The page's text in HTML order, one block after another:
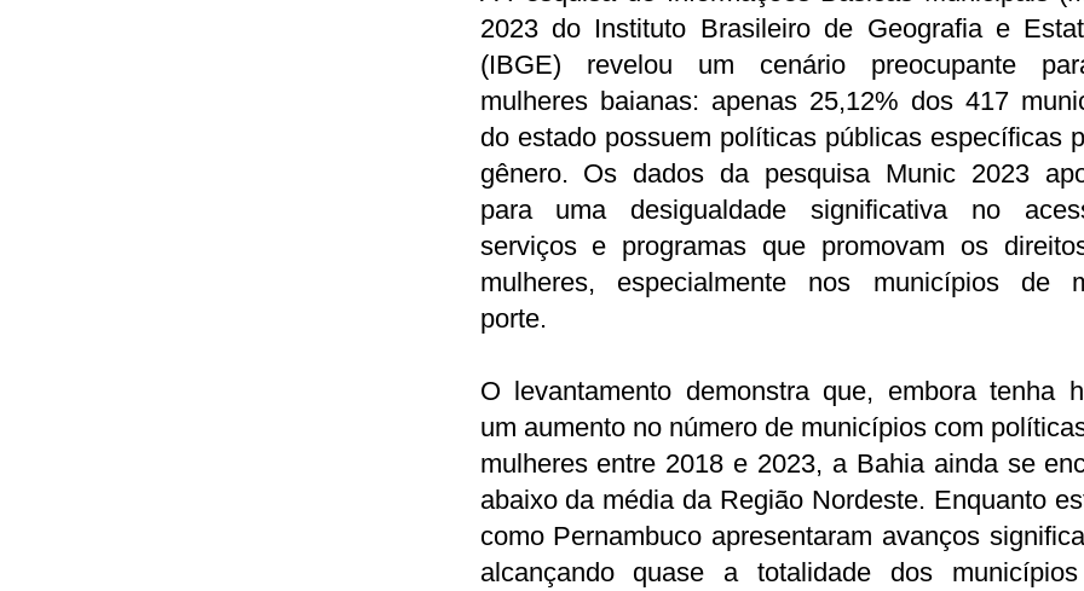
2023 do Instituto Brasileiro de Geografia e
(IBGE) revelou um cenário preocupante
mulheres baianas: apenas 25,12% dos 417
do estado possuem políticas públicas específicas
gênero. Os dados da pesquisa Munic 2023
para uma desigualdade significativa no
serviços e programas que promovam os
mulheres, especialmente nos municípios de
porte.
O levantamento demonstra que, embora tenha
um aumento no número de municípios com
mulheres entre 2018 e 2023, a Bahia ainda se
abaixo da média da Região Nordeste. Enquanto
como Pernambuco apresentaram avanços
alcançando quase a totalidade dos